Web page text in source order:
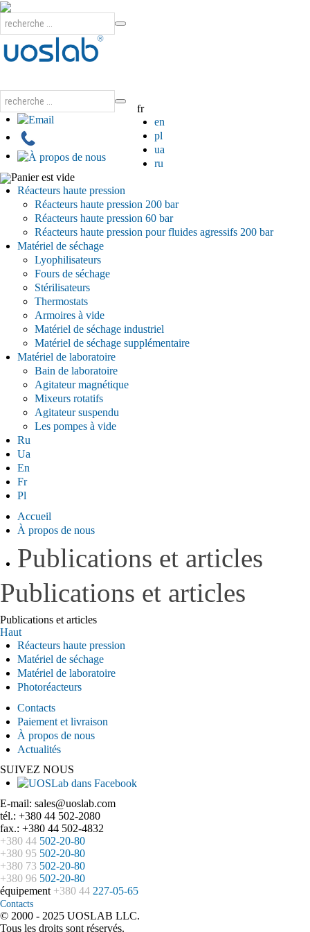
fr
en
pl
ua
ru
Panier est vide
Réacteurs haute pression
Réacteurs haute pression 200 bar
Réacteurs haute pression 60 bar
Réacteurs haute pression pour fluides agressifs 200 bar
Matériel de séchage
Lyophilisateurs
Fours de séchage
Stérilisateurs
Thermostats
Armoires à vide
Matériel de séchage industriel
Matériel de séchage supplémentaire
Matériel de laboratoire
Bain de laboratoire
Agitateur magnétique
Mixeurs rotatifs
Agitateur suspendu
Les pompes à vide
Ru
Ua
En
Fr
Pl
Accueil
À propos de nous
Publications et articles
Publications et articles
Publications et articles
Haut
Réacteurs haute pression
Matériel de séchage
Matériel de laboratoire
Photoréacteurs
Contacts
Paiement et livraison
À propos de nous
Actualités
SUIVEZ NOUS
E-mail: sales@uoslab.com
tél.: +380 44 502-2080
fax.: +380 44 502-4832
+380 44 502-20-80
+380 95 502-20-80
+380 73 502-20-80
+380 96 502-20-80
équipement +380 44 227-05-65
Contacts
© 2000 - 2025 UOSLAB LLC.
Tous les droits sont réservés.